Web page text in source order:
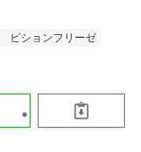
ビションフリーゼ